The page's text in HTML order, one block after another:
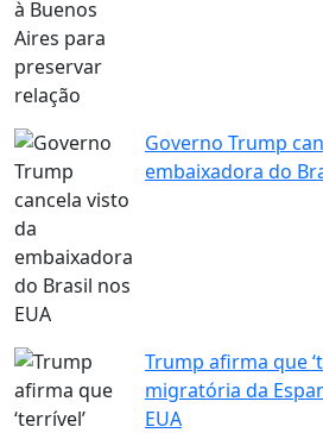
Governo Trump
embaixadora do
Trump afirma que
migratória da
EUA